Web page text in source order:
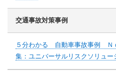
交通事故対策事例
５分わかる 自動車事故事例
集：ユニバーサルリスクソリュー